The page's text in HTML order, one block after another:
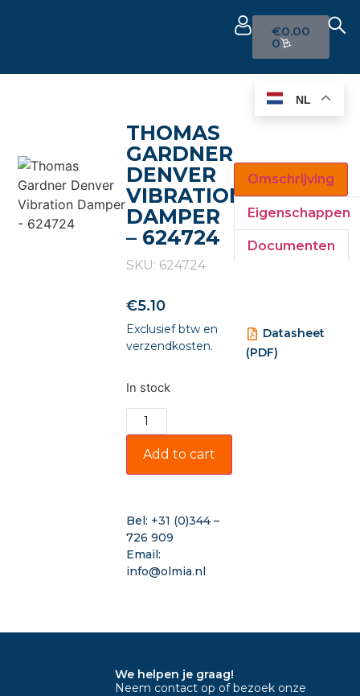
€0.00
0
THOMAS
GARDNER
DENVER
VIBRATION
DAMPER
– 624724
SKU: 624724
€5.10
Exclusief btw en
verzendkosten.
In stock
Add to cart
Bel: +31 (0)344 –
726 909
Email:
info@olmia.nl
Omschrijving
Eigenschappen
Documenten
Datasheet
(PDF)
We helpen je graag!
Neem contact op of bezoek onze
NL